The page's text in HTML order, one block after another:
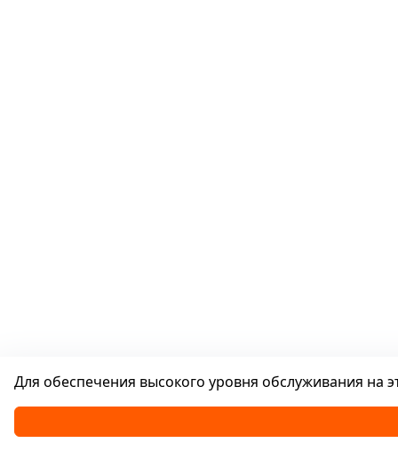
Каталог
Для обеспечения высокого уровня обслуживания на